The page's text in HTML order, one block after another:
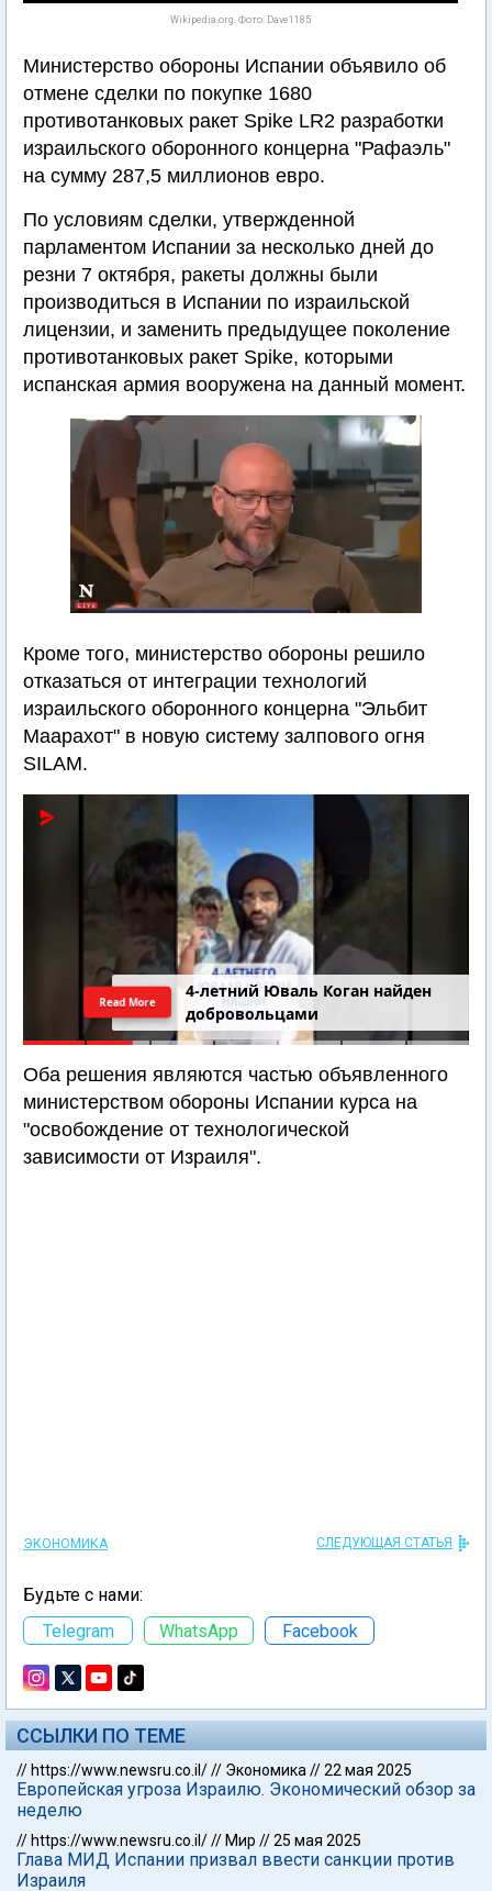
Wikipedia.org. Фото: Dave1185
Министерство обороны Испании объявило об
отмене сделки по покупке 1680
противотанковых ракет Spike LR2 разработки
израильского оборонного концерна "Рафаэль"
на сумму 287,5 миллионов евро.
По условиям сделки, утвержденной
парламентом Испании за несколько дней до
резни 7 октября, ракеты должны были
производиться в Испании по израильской
лицензии, и заменить предыдущее поколение
противотанковых ракет Spike, которыми
испанская армия вооружена на данный момент.
Кроме того, министерство обороны решило
отказаться от интеграции технологий
израильского оборонного концерна "Эльбит
Маарахот" в новую систему залпового огня
SILAM.
4-летний Юваль Коган найден
добровольцами
Read More
Оба решения являются частью объявленного
министерством обороны Испании курса на
"освобождение от технологической
зависимости от Израиля".
ЭКОНОМИКА СЛЕДУЮЩАЯ СТАТЬЯ
Будьте с нами:
Telegram
WhatsApp Facebook
ССЫЛКИ ПО ТЕМЕ
// https://www.newsru.co.il/// Экономика //22 мая 2025
Европейская угроза Израилю. Экономический обзор за
неделю
// https://www.newsru.co.il/// Мир //25 мая 2025
Глава МИД Испании призвал ввести санкции против
Израиля